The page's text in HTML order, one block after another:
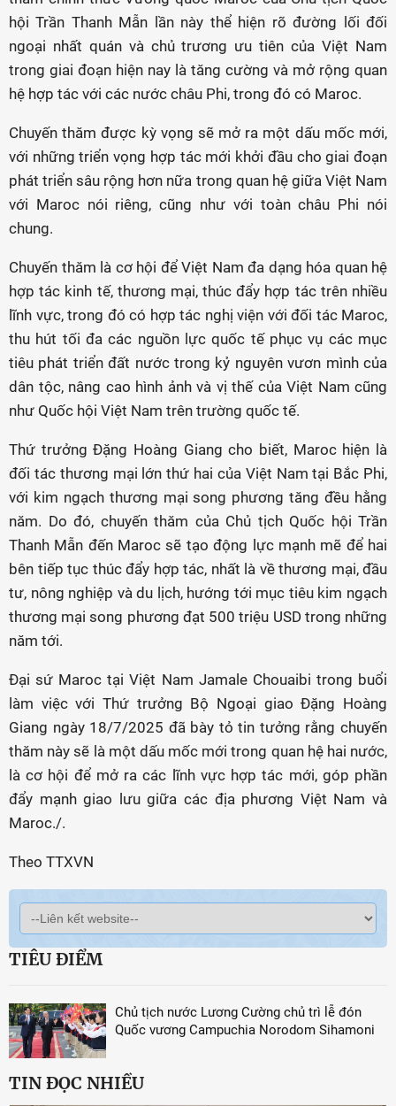
hội Trần Thanh Mẫn lần này thể hiện rõ đường lối đối
ngoại nhất quán và chủ trương ưu tiên của Việt Nam
trong giai đoạn hiện nay là tăng cường và mở rộng quan
hệ hợp tác với các nước châu Phi, trong đó có Maroc.
Chuyến thăm được kỳ vọng sẽ mở ra một dấu mốc mới,
với những triển vọng hợp tác mới khởi đầu cho giai đoạn
phát triển sâu rộng hơn nữa trong quan hệ giữa Việt Nam
với Maroc nói riêng, cũng như với toàn châu Phi nói
chung.
Chuyến thăm là cơ hội để Việt Nam đa dạng hóa quan hệ
hợp tác kinh tế, thương mại, thúc đẩy hợp tác trên nhiều
lĩnh vực, trong đó có hợp tác nghị viện với đối tác Maroc,
thu hút tối đa các nguồn lực quốc tế phục vụ các mục
tiêu phát triển đất nước trong kỷ nguyên vươn mình của
dân tộc, nâng cao hình ảnh và vị thế của Việt Nam cũng
như Quốc hội Việt Nam trên trường quốc tế.
Thứ trưởng Đặng Hoàng Giang cho biết, Maroc hiện là
đối tác thương mại lớn thứ hai của Việt Nam tại Bắc Phi,
với kim ngạch thương mại song phương tăng đều hằng
năm. Do đó, chuyến thăm của Chủ tịch Quốc hội Trần
Thanh Mẫn đến Maroc sẽ tạo động lực mạnh mẽ để hai
bên tiếp tục thúc đẩy hợp tác, nhất là về thương mại, đầu
tư, nông nghiệp và du lịch, hướng tới mục tiêu kim ngạch
thương mại song phương đạt 500 triệu USD trong những
năm tới.
Đại sứ Maroc tại Việt Nam Jamale Chouaibi trong buổi
làm việc với Thứ trưởng Bộ Ngoại giao Đặng Hoàng
Giang ngày 18/7/2025 đã bày tỏ tin tưởng rằng chuyến
thăm này sẽ là một dấu mốc mới trong quan hệ hai nước,
là cơ hội để mở ra các lĩnh vực hợp tác mới, góp phần
đẩy mạnh giao lưu giữa các địa phương Việt Nam và
Maroc./.
Theo TTXVN
TIÊU ĐIỂM
Chủ tịch nước Lương Cường chủ trì lễ đón
Quốc vương Campuchia Norodom Sihamoni
TIN ĐỌC NHIỀU